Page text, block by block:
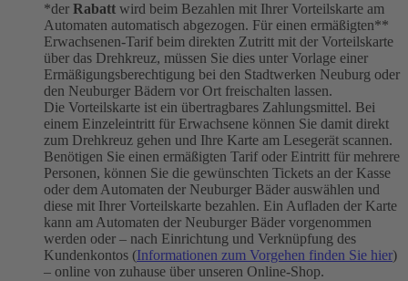
*der Rabatt wird beim Bezahlen mit Ihrer Vorteilskarte am
Automaten automatisch abgezogen. Für einen ermäßigten**
Erwachsenen-Tarif beim direkten Zutritt mit der Vorteilskarte
über das Drehkreuz, müssen Sie dies unter Vorlage einer
Ermäßigungsberechtigung bei den Stadtwerken Neuburg oder
den Neuburger Bädern vor Ort freischalten lassen.
Die Vorteilskarte ist ein übertragbares Zahlungsmittel. Bei
einem Einzeleintritt für Erwachsene können Sie damit direkt
zum Drehkreuz gehen und Ihre Karte am Lesegerät scannen.
Benötigen Sie einen ermäßigten Tarif oder Eintritt für mehrere
Personen, können Sie die gewünschten Tickets an der Kasse
oder dem Automaten der Neuburger Bäder auswählen und
diese mit Ihrer Vorteilskarte bezahlen. Ein Aufladen der Karte
kann am Automaten der Neuburger Bäder vorgenommen
werden oder – nach Einrichtung und Verknüpfung des
Kundenkontos (Informationen zum Vorgehen finden Sie hier)
– online von zuhause über unseren Online-Shop.